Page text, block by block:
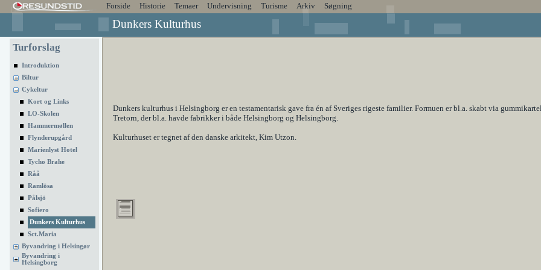
Forside Historie Temaer Undervisning Turisme Arkiv Søgning
Dunkers Kulturhus
Turforslag
Introduktion
Biltur
Cykeltur
Kort og Links
LO-Skolen
Hammermøllen
Flynderupgård
Marienlyst Hotel
Tycho Brahe
Råå
Ramlösa
Pålsjö
Sofiero
Dunkers Kulturhus
Sct.Maria
Byvandring i Helsingør
Byvandring i
Helsingborg
Dunkers kulturhus i Helsingborg er en testamentarisk gave fra én af Sveriges rigeste familier. Formuen er bl.a. skabt via
Tretorn, der bl.a. havde fabrikker i både Helsingborg og Helsingborg.
Kulturhuset er tegnet af den danske arkitekt, Kim Utzon.